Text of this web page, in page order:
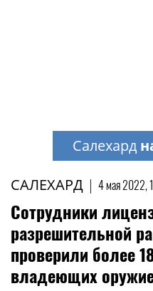
САЛЕХАРД | 4 мая 2022,
Сотрудники
разрешительной
проверили более
владеющих
Салехард